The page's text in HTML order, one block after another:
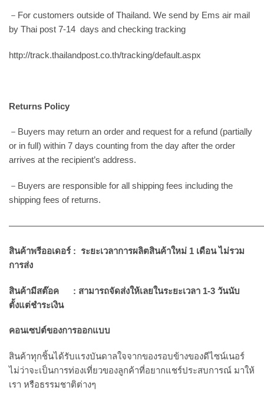
－For customers outside of Thailand. We send by Ems air mail
by Thai post 7-14 days and checking tracking
http://track.thailandpost.co.th/tracking/default.aspx
Returns Policy
－Buyers may return an order and request for a refund (partially
or in full) within 7 days counting from the day after the order
arrives at the recipient’s address.
－Buyers are responsible for all shipping fees including the
shipping fees of returns.
สินค้าพรีออเดอร์: ระยะเวลาการผลิตสินค้าใหม่ 1 เดือน ไม่รวม
การส่ง
สินค้ามีสต๊อค : สามารถจัดส่งให้เลยในระยะเวลา 1-3 วันนับ
ตั้งแต่ชำระเงิน
คอนเซปต์ของการออกแบบ
สินค้าทุกชิ้นได้รับแรงบันดาลใจจากของรอบข้างของดีไซน์เนอร์
ไม่ว่าจะเป็นการท่องเที่ยวของลูกค้าที่อยากแชร์ประสบการณ์ มาให้
เรา หรือธรรมชาติต่างๆ